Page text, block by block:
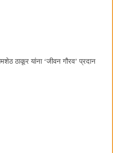
ठाकूर यांना ‌‘जीवन गौरव‌’ प्रदान